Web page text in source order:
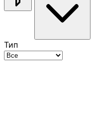
Тип